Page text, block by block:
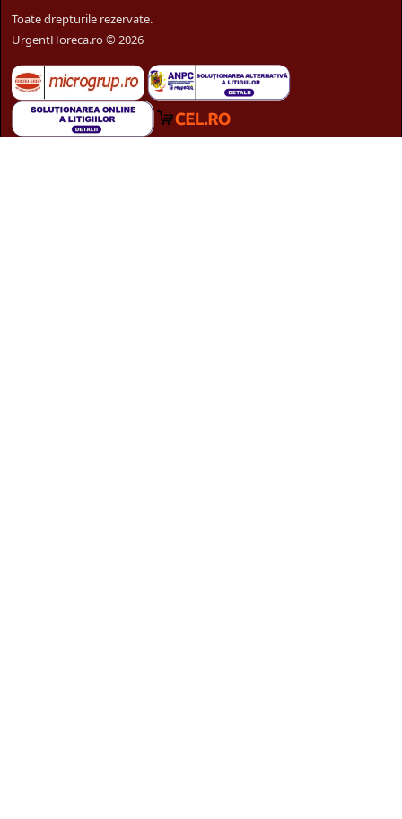
Toate drepturile rezervate.
UrgentHoreca.ro © 2026